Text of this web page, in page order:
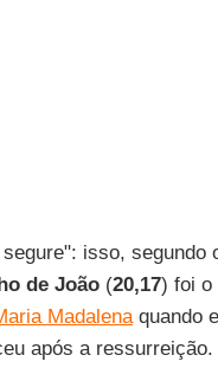
isso, segundo
de João(20,17) foi o
Madalenaquando
após a ressurreição.